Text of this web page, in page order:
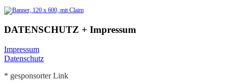
DATENSCHUTZ + Impressum
Impressum
Datenschutz
* gesponsorter Link